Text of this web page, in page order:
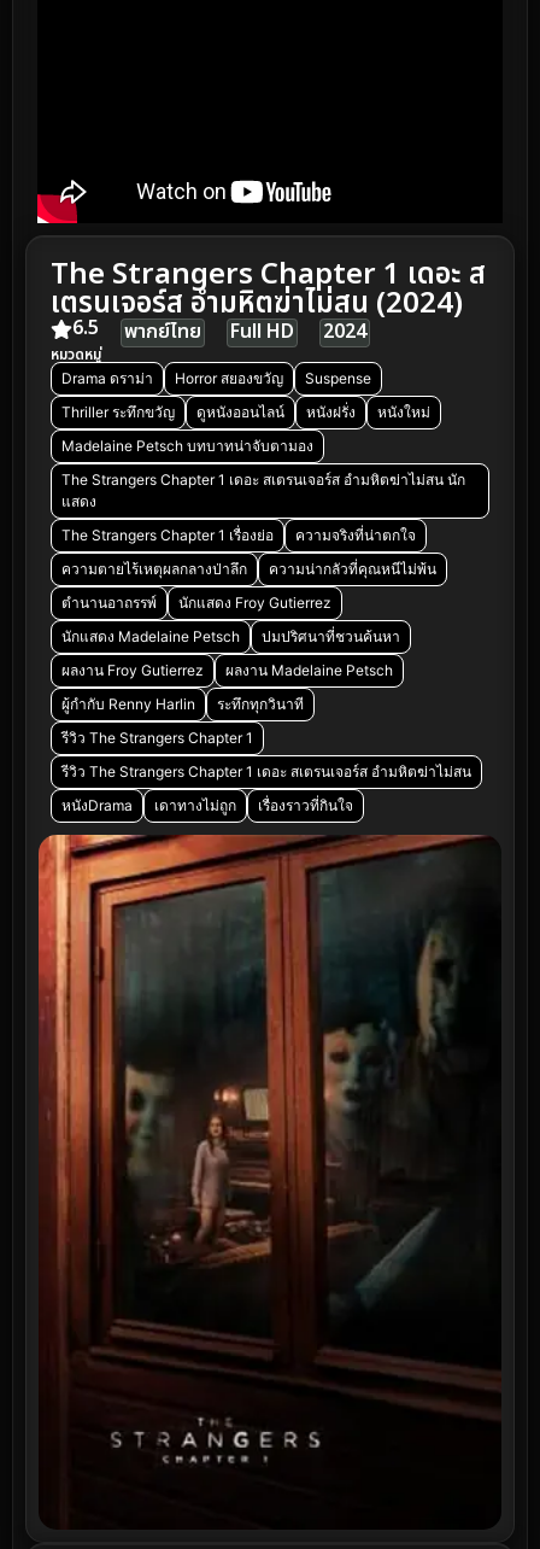
The Strangers Chapter 1 เดอะ ส
เตรนเจอร์ส อำมหิตฆ่าไม่สน (2024)
6.5 พากย์ไทย Full HD 2024
หมวดหมู่
Drama ดราม่า Horror สยองขวัญ
Suspense
Thriller ระทึกขวัญ
ดูหนังออนไลน์ หนังฝรั่ง
หนังใหม่
Madelaine Petsch บทบาทน่าจับตามอง
The Strangers Chapter 1 เดอะ สเตรนเจอร์ส อำมหิตฆ่าไม่สน นัก
แสดง
The Strangers Chapter 1 เรื่องย่อ
ความจริงที่น่าตกใจ
ความตายไร้เหตุผลกลางป่าลึก
ความน่ากลัวที่คุณหนีไม่พ้น
ตำนานอาถรรพ์
นักแสดง Froy Gutierrez
นักแสดง Madelaine Petsch
ปมปริศนาที่ชวนค้นหา
ผลงาน Froy Gutierrez
ผลงาน Madelaine Petsch
ผู้กำกับ Renny Harlin
ระทึกทุกวินาที
รีวิว The Strangers Chapter 1
รีวิว The Strangers Chapter 1 เดอะ สเตรนเจอร์ส อำมหิตฆ่าไม่สน
หนังDrama
เดาทางไม่ถูก เรื่องราวที่กินใจ